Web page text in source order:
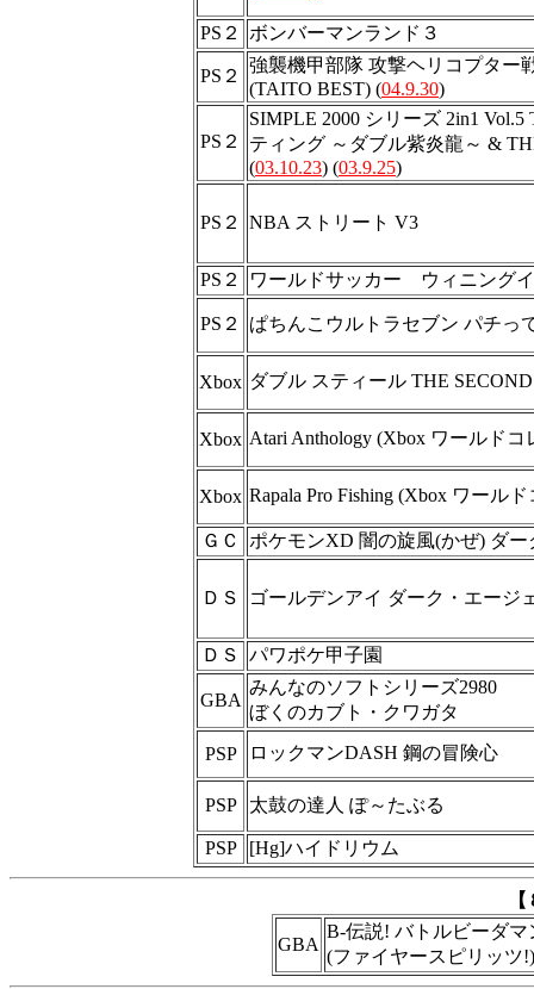
PS２ ボンバーマンランド３
PS２
強襲機甲部隊 攻撃ヘリコプター
(TAITO BEST) (04.9.30)
PS２
SIMPLE 2000 シリーズ 2in1 Vol.5
ティング ～ダブル紫炎龍～ &
(03.10.23) (03.9.25)
PS２ NBA ストリート V3
PS２ ワールドサッカー ウィニング
PS２ ぱちんこウルトラセブン パチっ
Xbox ダブル スティール THE
Xbox Atari Anthology (Xbox ワールドコ
Xbox Rapala Pro Fishing (Xbox ワール
ＧＣ ポケモンXD 闇の旋風(かぜ) ダー
ＤＳ ゴールデンアイ ダーク・エージ
ＤＳ パワポケ甲子園
GBA
みんなのソフトシリーズ2980
ぼくのカブト・クワガタ
PSP ロックマンDASH 鋼の冒険心
PSP 太鼓の達人 ぽ～たぶる
PSP [Hg]ハイドリウム
GBA
B-伝説! バトルビーダマ
(ファイヤースピリッツ